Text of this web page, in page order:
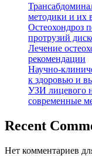
методики и их
Остеохондроз
протрузий
Лечение
рекомендации
Научно-
к здоровью и
УЗИ лицевого
современные
Recent
Нет комментариев